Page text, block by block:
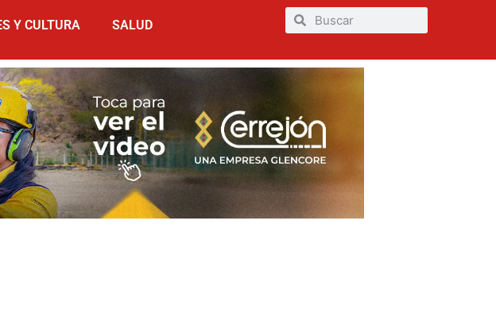
Y CULTURA SALUD